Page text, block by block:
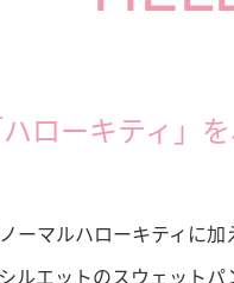
ハローキティ」
ーマルハローキティに
ルエットのスウェット